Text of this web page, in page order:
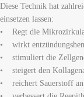
Diese Technik hat
einsetzen lassen:
• Regt die
• wirkt
• stimuliert die
• steigert den
• reichert Sauerstoff an